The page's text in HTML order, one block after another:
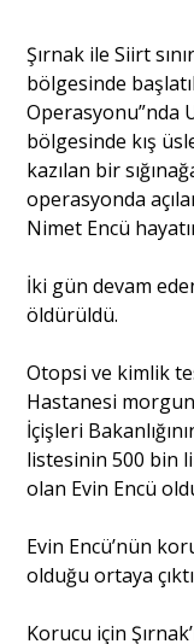
Şırnak ile Siirt
bölgesinde
Operasyonu”nda
bölgesinde kış
kazılan bir
operasyonda
Nimet Encü
İki gün devam
öldürüldü.
Otopsi ve kimlik
Hastanesi
İçişleri
listesinin 500 bin
olan Evin Encü
Evin Encü’nün
olduğu ortaya
Korucu için